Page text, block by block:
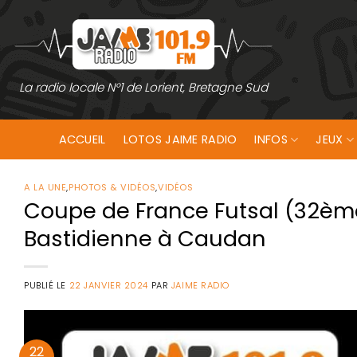
contenu
La radio locale N°1 de Lorient, Bretagne Sud
ACCUEIL LOTOS JAIME RADIO INFOS JEUX
A LA UNE,PHOTOS & VIDÉOS,VIDÉOS
Coupe de France Futsal
Bastidienne à Caudan
PUBLIÉ LE 22 JANVIER 2024 PAR JAIME RADIO
22